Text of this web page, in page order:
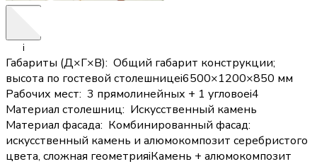
i
Габариты (Д×Г×В): Общий габарит конструкции;
высота по гостевой столешницеi6500×1200×850 мм
Рабочих мест: 3 прямолинейных + 1 угловоеi4
Материал столешниц: Искусственный камень
Материал фасада: Комбинированный фасад:
искусственный камень и алюмокомпозит серебристого
цвета, сложная геометрияiКамень + алюмокомпозит